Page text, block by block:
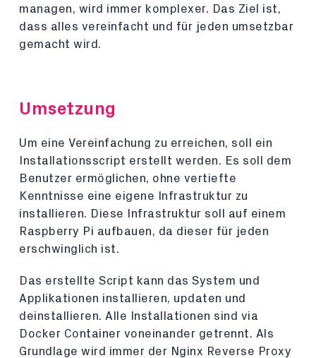
managen, wird immer komplexer. Das Ziel ist,
dass alles vereinfacht und für jeden umsetzbar
gemacht wird.
Umsetzung
Um eine Vereinfachung zu erreichen, soll ein
Installationsscript erstellt werden. Es soll dem
Benutzer ermöglichen, ohne vertiefte
Kenntnisse eine eigene Infrastruktur zu
installieren. Diese Infrastruktur soll auf einem
Raspberry Pi aufbauen, da dieser für jeden
erschwinglich ist.
Das erstellte Script kann das System und
Applikationen installieren, updaten und
deinstallieren. Alle Installationen sind via
Docker Container voneinander getrennt. Als
Grundlage wird immer der Nginx Reverse Proxy